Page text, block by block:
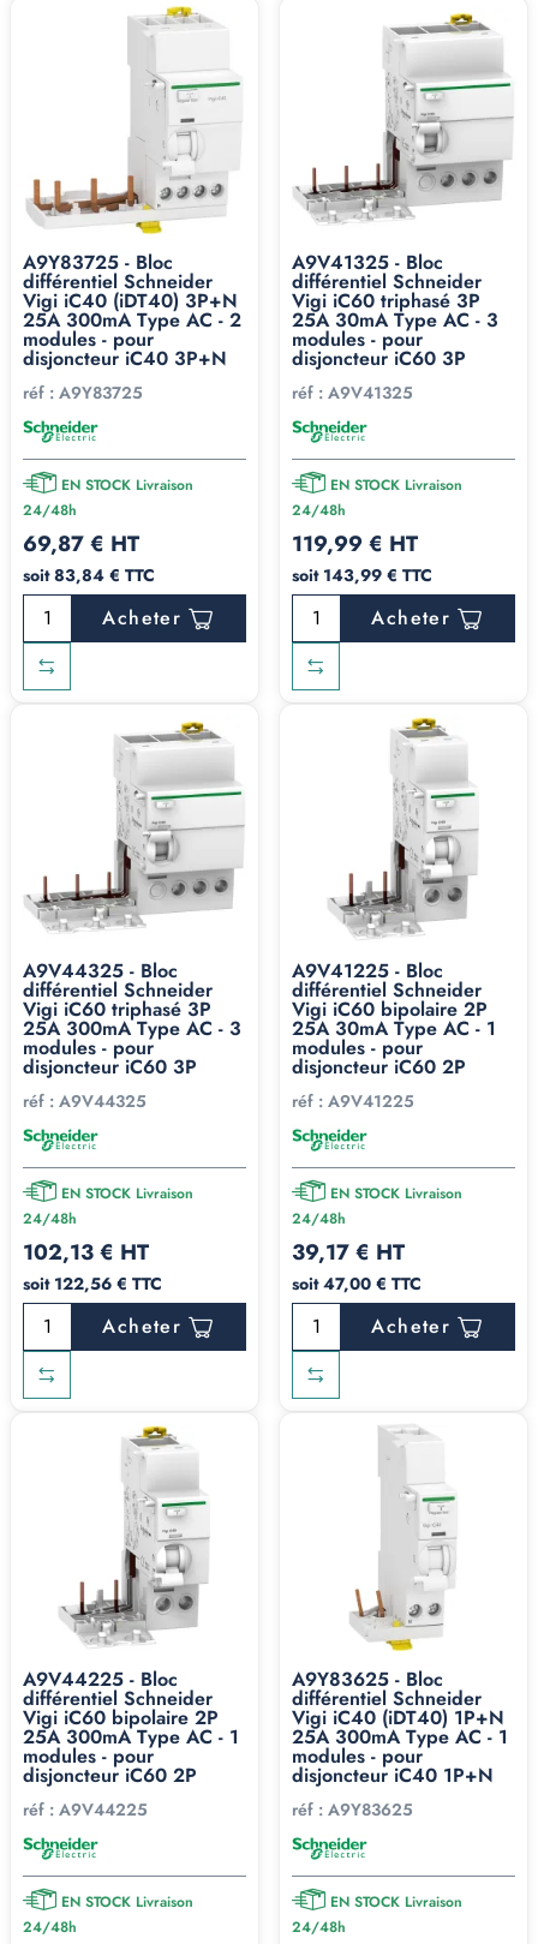
A9Y83725 - Bloc
différentiel Schneider
Vigi iC40 (iDT40) 3P+N
25A 300mA Type AC - 2
modules - pour
disjoncteur iC40 3P+N
réf : A9Y83725
EN STOCK Livraison
24/48h
69,87 € HT
soit 83,84 € TTC
Acheter
A9V41325 - Bloc
différentiel Schneider
Vigi iC60 triphasé 3P
25A 30mA Type AC - 3
modules - pour
disjoncteur iC60 3P
réf : A9V41325
EN STOCK Livraison
24/48h
119,99 € HT
soit 143,99 € TTC
Acheter
A9V44325 - Bloc
différentiel Schneider
Vigi iC60 triphasé 3P
25A 300mA Type AC - 3
modules - pour
disjoncteur iC60 3P
réf : A9V44325
EN STOCK Livraison
24/48h
102,13 € HT
soit 122,56 € TTC
Acheter
A9V41225 - Bloc
différentiel Schneider
Vigi iC60 bipolaire 2P
25A 30mA Type AC - 1
modules - pour
disjoncteur iC60 2P
réf : A9V41225
EN STOCK Livraison
24/48h
39,17 € HT
soit 47,00 € TTC
Acheter
A9V44225 - Bloc
différentiel Schneider
Vigi iC60 bipolaire 2P
25A 300mA Type AC - 1
modules - pour
disjoncteur iC60 2P
réf : A9V44225
EN STOCK Livraison
24/48h
A9Y83625 - Bloc
différentiel Schneider
Vigi iC40 (iDT40) 1P+N
25A 300mA Type AC - 1
modules - pour
disjoncteur iC40 1P+N
réf : A9Y83625
EN STOCK Livraison
24/48h